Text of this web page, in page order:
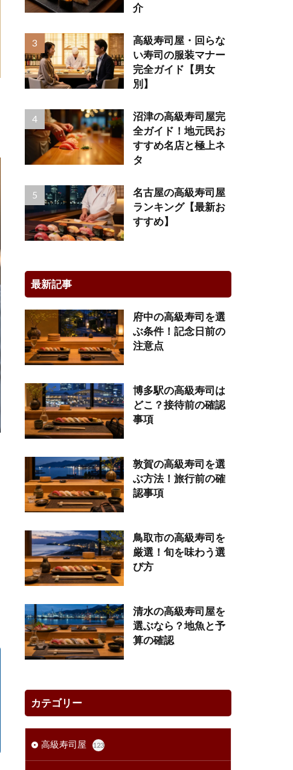
介
高級寿司屋・回らな
い寿司の服装マナー
完全ガイド【男女
別】
沼津の高級寿司屋完
全ガイド！地元民お
すすめ名店と極上ネ
タ
名古屋の高級寿司屋
ランキング【最新お
すすめ】
最新記事
府中の高級寿司を選
ぶ条件！記念日前の
注意点
博多駅の高級寿司は
どこ？接待前の確認
事項
敦賀の高級寿司を選
ぶ方法！旅行前の確
認事項
鳥取市の高級寿司を
厳選！旬を味わう選
び方
清水の高級寿司屋を
選ぶなら？地魚と予
算の確認
カテゴリー
高級寿司屋 123